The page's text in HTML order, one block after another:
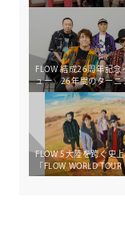
し、共に生み出す。ア
に根付く、アーティス
「共創」のカタチ―
FLOW 結成26周年記念
ュー 26年間のターニ
ントと世界五大陸制覇
ングエピソードを語る
FLOW 5大陸を跨ぐ史
「FLOW WORLD
SHIBARI 2024-2025"